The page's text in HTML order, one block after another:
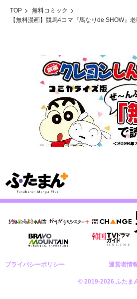
TOP
無料コミック
【無料漫画】競馬4コマ『馬なりde SHOW』老
プライバシーポリシー 運営者情
© 2019-2026 ふたま